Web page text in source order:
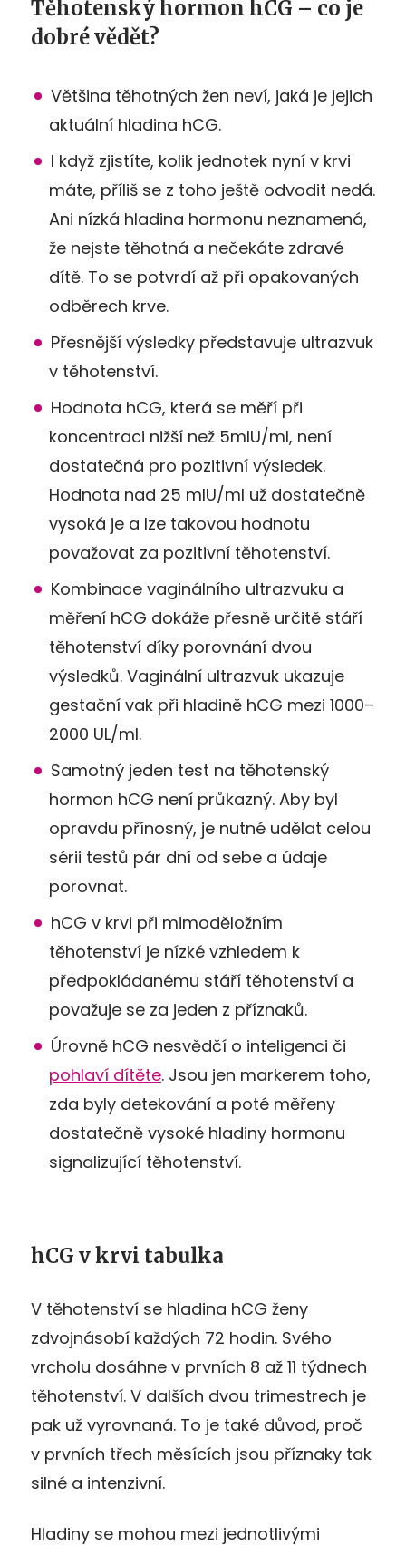
Těhotenský hormon hCG – co je
dobré vědět?
Většina těhotných žen neví, jaká je jejich
aktuální hladina hCG.
I když zjistíte, kolik jednotek nyní v krvi
máte, příliš se z toho ještě odvodit nedá.
Ani nízká hladina hormonu neznamená,
že nejste těhotná a nečekáte zdravé
dítě. To se potvrdí až při opakovaných
odběrech krve.
Přesnější výsledky představuje ultrazvuk
v těhotenství.
Hodnota hCG, která se měří při
koncentraci nižší než 5mlU/ml, není
dostatečná pro pozitivní výsledek.
Hodnota nad 25 mlU/ml už dostatečně
vysoká je a lze takovou hodnotu
považovat za pozitivní těhotenství.
Kombinace vaginálního ultrazvuku a
měření hCG dokáže přesně určitě stáří
těhotenství díky porovnání dvou
výsledků. Vaginální ultrazvuk ukazuje
gestační vak při hladině hCG mezi 1000–
2000 UL/ml.
Samotný jeden test na těhotenský
hormon hCG není průkazný. Aby byl
opravdu přínosný, je nutné udělat celou
sérii testů pár dní od sebe a údaje
porovnat.
hCG v krvi při mimoděložním
těhotenství je nízké vzhledem k
předpokládanému stáří těhotenství a
považuje se za jeden z příznaků.
Úrovně hCG nesvědčí o inteligenci či
pohlaví dítěte. Jsou jen markerem toho,
zda byly detekování a poté měřeny
dostatečně vysoké hladiny hormonu
signalizující těhotenství.
hCG v krvi tabulka
V těhotenství se hladina hCG ženy
zdvojnásobí každých 72 hodin. Svého
vrcholu dosáhne v prvních 8 až 11 týdnech
těhotenství. V dalších dvou trimestrech je
pak už vyrovnaná. To je také důvod, proč
v prvních třech měsících jsou příznaky tak
silné a intenzivní.
Hladiny se mohou mezi jednotlivými